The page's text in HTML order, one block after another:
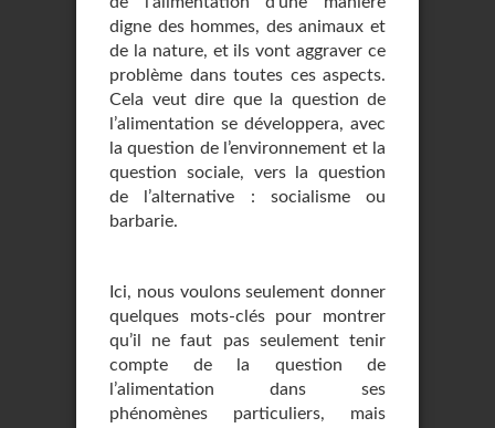
digne des hommes, des animaux et
de la nature, et ils vont aggraver ce
problème dans toutes ces aspects.
Cela veut dire que la question de
l’alimentation se développera, avec
la question de l’environnement et la
question sociale, vers la question
de l’alternative : socialisme ou
barbarie.
Ici, nous voulons seulement donner
quelques mots-clés pour montrer
qu’il ne faut pas seulement tenir
compte de la question de
l’alimentation dans ses
phénomènes particuliers, mais